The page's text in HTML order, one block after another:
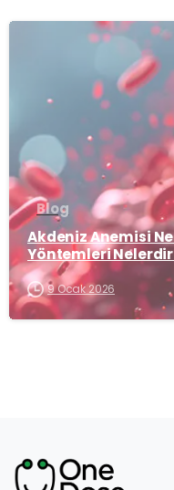
Blog
Akdeniz Anemisi
Yöntemleri
9 Ocak 2026